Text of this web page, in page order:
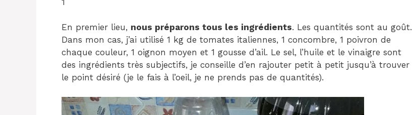
En premier lieu, nous préparons tous les ingrédients. Les quantités sont au goût.
Dans mon cas, j’ai utilisé 1 kg de tomates italiennes, 1 concombre, 1 poivron de
chaque couleur, 1 oignon moyen et 1 gousse d’ail. Le sel, l’huile et le vinaigre sont
des ingrédients très subjectifs, je conseille d’en rajouter petit à petit jusqu’à trouver
le point désiré (je le fais à l’oeil, je ne prends pas de quantités).